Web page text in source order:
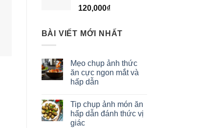
120,000₫
BÀI VIẾT MỚI NHẤT
Mẹo chụp ảnh thức
ăn cực ngon mắt và
hấp dẫn
Tip chụp ảnh món ăn
hấp dẫn đánh thức vị
giác